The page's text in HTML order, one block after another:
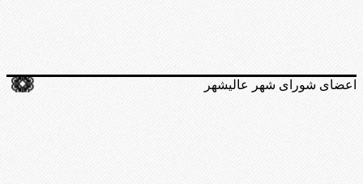
اعضای شورای شهر عالیشهر